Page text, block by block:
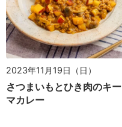
2023年11月19日（日）
さつまいもとひき肉のキー
マカレー